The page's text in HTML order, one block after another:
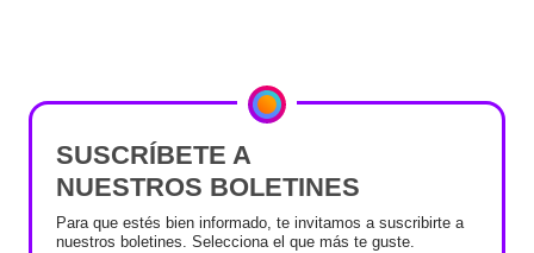
SUSCRÍBETE A
NUESTROS BOLETINES
Para que estés bien informado, te invitamos a suscribirte a
nuestros boletines. Selecciona el que más te guste.